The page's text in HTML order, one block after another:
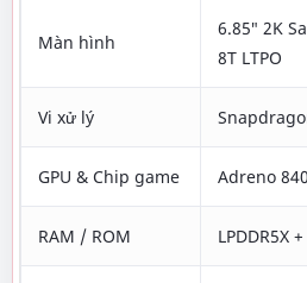
Màn hình
6.85″ 2K
8T LTPO
Vi xử lý
GPU & Chip game Adreno
RAM / ROM LPDDR5X